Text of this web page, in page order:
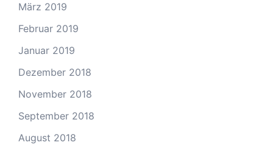
März 2019
Februar 2019
Januar 2019
Dezember 2018
November 2018
September 2018
August 2018